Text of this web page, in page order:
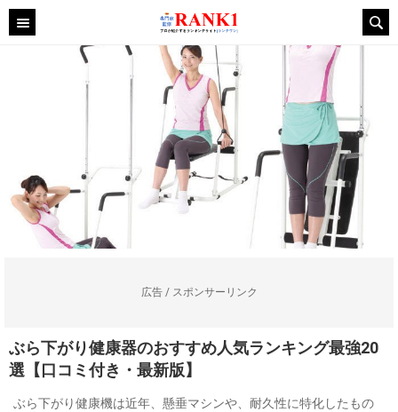
広告 / スポンサーリンク
ぶら下がり健康器のおすすめ人気ランキング最強20
選【口コミ付き・最新版】
ぶら下がり健康機は近年、懸垂マシンや、耐久性に特化したもの